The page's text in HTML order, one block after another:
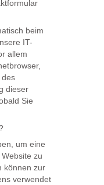
beim
IT-
allem
des
dieser
Sie
um eine
zu
können zur
verwendet